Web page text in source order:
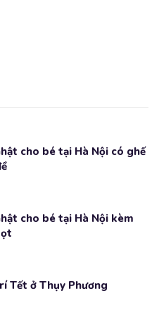
cho bé tại Hà Nội có ghế
cho bé tại Hà Nội kèm
Tết ở Thụy Phương